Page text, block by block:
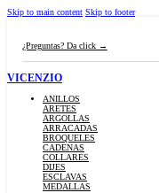
Skip to main content Skip to footer
¿Preguntas? Da click →
VICENZIO
ANILLOS
ARETES
ARGOLLAS
ARRACADAS
BROQUELES
CADENAS
COLLARES
DIJES
ESCLAVAS
MEDALLAS